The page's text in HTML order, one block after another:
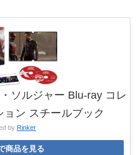
ソルジャー Blu-ray コレ
ン スチールブック
by Rinker
商品を見る